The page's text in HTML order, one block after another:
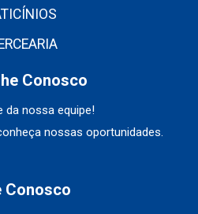
Conosco
da nossa equipe!
nossas oportunidades.
Conosco